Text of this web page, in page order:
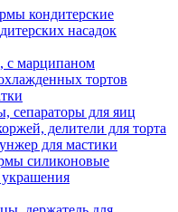
кондитерские
насадок
с марципаном
тортов
сепараторы для яиц
делители для торта
для мастики
силиконовые